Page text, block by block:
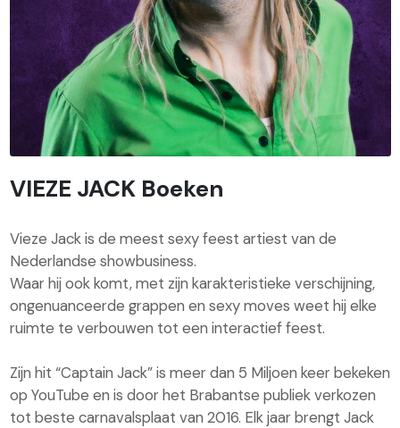
VIEZE JACK Boeken
Vieze Jack is de meest sexy feest artiest van de
Nederlandse showbusiness.
Waar hij ook komt, met zijn karakteristieke verschijning,
ongenuanceerde grappen en sexy moves weet hij elke
ruimte te verbouwen tot een interactief feest.
Zijn hit “Captain Jack” is meer dan 5 Miljoen keer bekeken
op YouTube en is door het Brabantse publiek verkozen
tot beste carnavalsplaat van 2016. Elk jaar brengt Jack